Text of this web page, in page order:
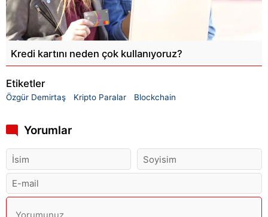
Kredi kartını neden çok kullanıyoruz?
Etiketler
Özgür Demirtaş Kripto Paralar Blockchain
Yorumlar